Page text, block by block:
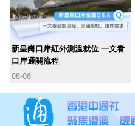
新皇崗口岸紅外測溫就位 一文看
口岸通關流程
08-06